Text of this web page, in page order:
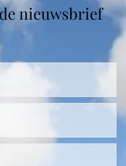
nieuwsbrief